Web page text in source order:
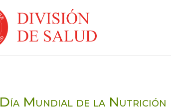
Día Mundial de la Nutrición